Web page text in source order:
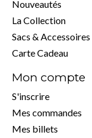
Nouveautés
La Collection
Sacs & Accessoires
Carte Cadeau
Mon compte
S'inscrire
Mes commandes
Mes billets